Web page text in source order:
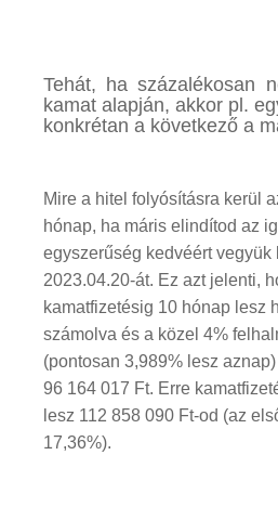
Tehát, ha százalékosan
kamat alapján, akkor pl.
konkrétan a következő a
Mire a hitel folyósításra kerül
hónap, ha máris elindítod az
egyszerűség kedvéért vegyük
2023.04.20-át. Ez azt jelenti,
kamatfizetésig 10 hónap lesz
számolva és a közel 4%
(pontosan 3,989% lesz
96 164 017 Ft. Erre
lesz 112 858 090 Ft-od (az
17,36%).